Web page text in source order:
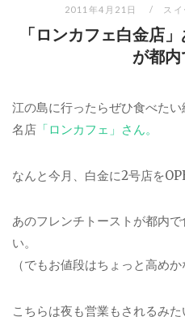
2011年4月21日 ス
「ロンカフェ白金店
が都内
江の島に行ったらぜひ食べた
名店 「ロンカフェ」さん。
なんと今月、白金に2号店を
あのフレンチトーストが都内
い。
（でもお値段はちょっと高めか
こちらは夜も営業もされるみ